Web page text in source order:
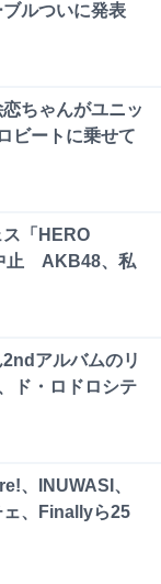
ルついに発表
ちゃんがユニッ
ビートに乗せて
「HERO
止 AKB48、私
アルバムのリ
ド・ロドロシテ
、INUWASI、
ェ、Finallyら25